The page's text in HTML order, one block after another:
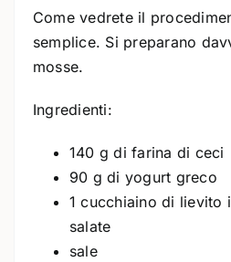
Come vedrete il
semplice. Si preparano
mosse.
Ingredienti:
140 g di farina di ceci
90 g di yogurt greco
1 cucchiaino di lievito
salate
sale